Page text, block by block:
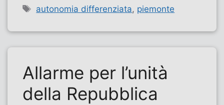
Tag
autonomia differenziata, piemonte
Allarme per l’unità
della Repubblica